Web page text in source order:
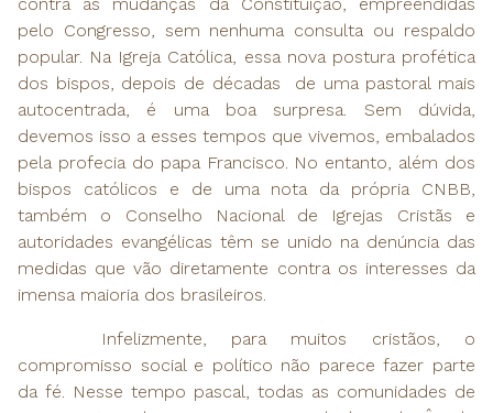
pelo Congresso, sem nenhuma consulta ou respaldo
popular. Na Igreja Católica, essa nova postura profética
dos bispos, depois de décadas de uma pastoral mais
autocentrada, é uma boa surpresa. Sem dúvida,
devemos isso a esses tempos que vivemos, embalados
pela profecia do papa Francisco. No entanto, além dos
bispos católicos e de uma nota da própria CNBB,
também o Conselho Nacional de Igrejas Cristãs e
autoridades evangélicas têm se unido na denúncia das
medidas que vão diretamente contra os interesses da
imensa maioria dos brasileiros.
Infelizmente, para muitos cristãos, o
compromisso social e político não parece fazer parte
da fé. Nesse tempo pascal, todas as comunidades de